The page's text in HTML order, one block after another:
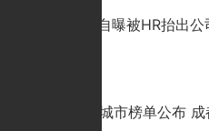
虎牙员工自曝被HR抬出
2022幸福城市榜单公布